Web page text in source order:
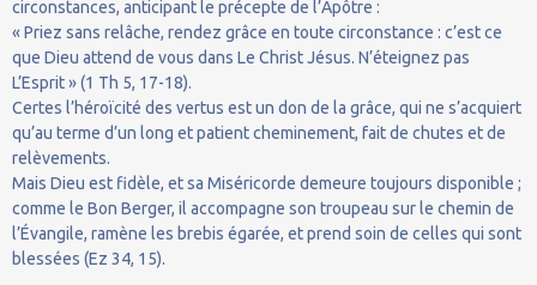
circonstances, anticipant le précepte de l’Apôtre :
« Priez sans relâche, rendez grâce en toute circonstance : c’est ce
que Dieu attend de vous dans Le Christ Jésus. N’éteignez pas
L’Esprit » (1 Th 5, 17-18).
Certes l’héroïcité des vertus est un don de la grâce, qui ne s’acquiert
qu’au terme d’un long et patient cheminement, fait de chutes et de
relèvements.
Mais Dieu est fidèle, et sa Miséricorde demeure toujours disponible ;
comme le Bon Berger, il accompagne son troupeau sur le chemin de
l’Évangile, ramène les brebis égarée, et prend soin de celles qui sont
blessées (Ez 34, 15).